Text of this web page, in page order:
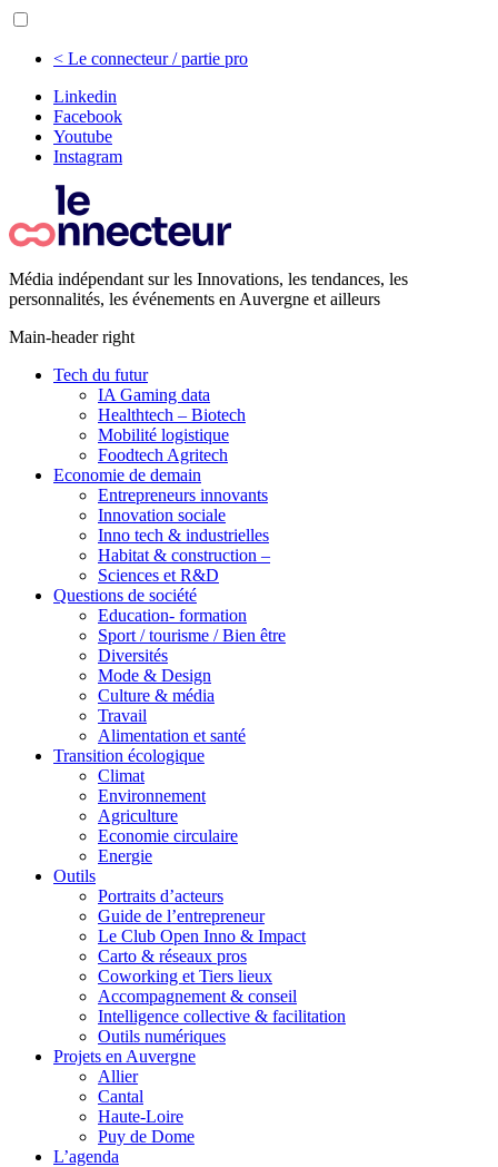
< Le connecteur / partie pro
Linkedin
Facebook
Youtube
Instagram
Média indépendant sur les Innovations, les tendances, les
personnalités, les événements en Auvergne et ailleurs
Main-header right
Tech du futur
IA Gaming data
Healthtech – Biotech
Mobilité logistique
Foodtech Agritech
Economie de demain
Entrepreneurs innovants
Innovation sociale
Inno tech & industrielles
Habitat & construction –
Sciences et R&D
Questions de société
Education- formation
Sport / tourisme / Bien être
Diversités
Mode & Design
Culture & média
Travail
Alimentation et santé
Transition écologique
Climat
Environnement
Agriculture
Economie circulaire
Energie
Outils
Portraits d’acteurs
Guide de l’entrepreneur
Le Club Open Inno & Impact
Carto & réseaux pros
Coworking et Tiers lieux
Accompagnement & conseil
Intelligence collective & facilitation
Outils numériques
Projets en Auvergne
Allier
Cantal
Haute-Loire
Puy de Dome
L’agenda